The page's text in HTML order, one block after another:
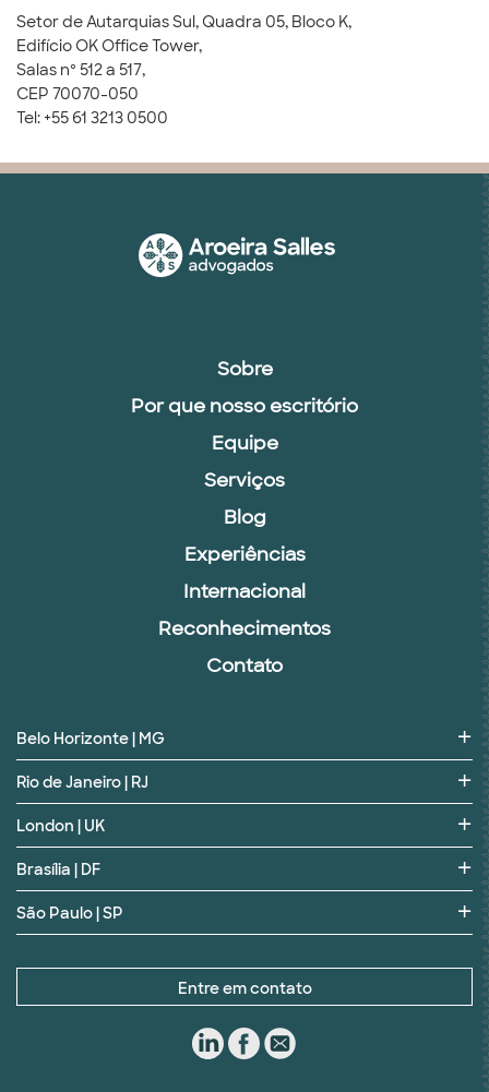
Setor de Autarquias Sul, Quadra 05, Bloco K,
Edifício OK Office Tower,
Salas nº 512 a 517,
CEP 70070-050
Tel: +55 61 3213 0500
Sobre
Por que nosso escritório
Equipe
Serviços
Blog
Experiências
Internacional
Reconhecimentos
Contato
Belo Horizonte | MG
Rio de Janeiro | RJ
London | UK
Brasília | DF
São Paulo | SP
Entre em contato